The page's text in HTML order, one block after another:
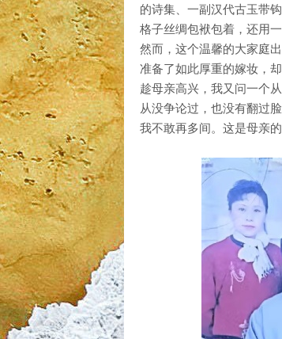
的诗集、一副汉代古玉带
格子丝绸包袱包着，还用
然而，这个温馨的大家庭
准备了如此厚重的嫁妆，
趁母亲高兴，我又问一个
从没争论过，也没有翻过
我不敢再多间。这是母亲的